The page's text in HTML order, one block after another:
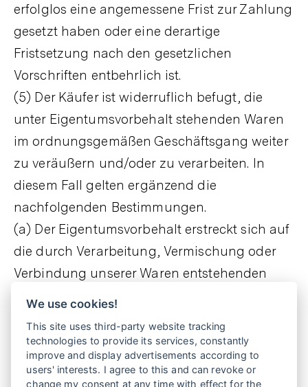
erfolglos eine angemessene Frist zur Zahlung
gesetzt haben oder eine derartige
Fristsetzung nach den gesetzlichen
Vorschriften entbehrlich ist.
(5) Der Käufer ist widerruflich befugt, die
unter Eigentumsvorbehalt stehenden Waren
im ordnungsgemäßen Geschäftsgang weiter
zu veräußern und/oder zu verarbeiten. In
diesem Fall gelten ergänzend die
nachfolgenden Bestimmungen.
(a) Der Eigentumsvorbehalt erstreckt sich auf
die durch Verarbeitung, Vermischung oder
Verbindung unserer Waren entstehenden
Erzeugnisse zu deren vollem Wert, wobei wir
Verarbeitung, Vermischung oder Verbindung
mit Waren Dritter deren Eigen-tumsrecht
bestehen, so erwerben wir Miteigentum im
We use cookies!
This site uses third-party website tracking
technologies to provide its services, constantly
improve and display advertisements according to
users' interests. I agree to this and can revoke or
change my consent at any time with effect for the